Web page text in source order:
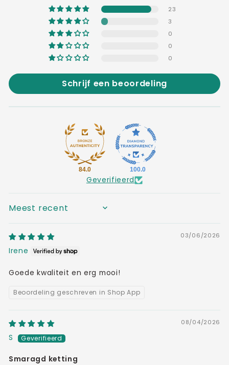
23
3
0
0
0
Schrijf een beoordeling
84.0 100.0
Geverifieerd
SORT BY
03/06/2026
Irene
Goede kwaliteit en erg mooi!
Beoordeling geschreven in Shop App
08/04/2026
S
Smaragd ketting